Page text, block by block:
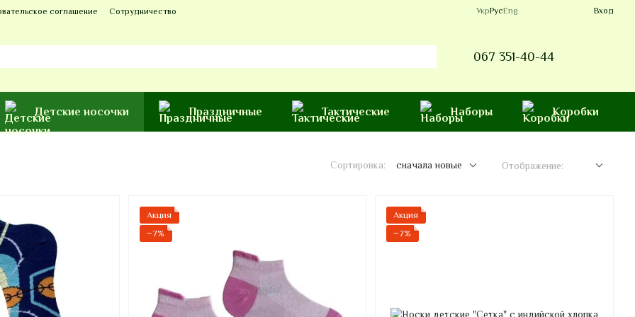
соглашение Сотрудничество УкрРусEng Вход
067 351-40-44
Детские носочки Праздничные Тактические Наборы Коробки
Сортировка: сначала новые Отображение:
Акция
−7%
Акция
−7%